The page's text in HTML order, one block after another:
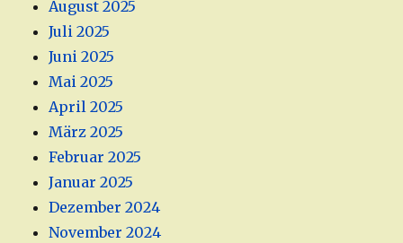
August 2025
Juli 2025
Juni 2025
Mai 2025
April 2025
März 2025
Februar 2025
Januar 2025
Dezember 2024
November 2024